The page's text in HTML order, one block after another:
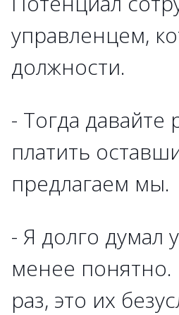
управленцем,
должности.
- Тогда
платить
предлагаем мы.
- Я долго думал
менее
раз, это их